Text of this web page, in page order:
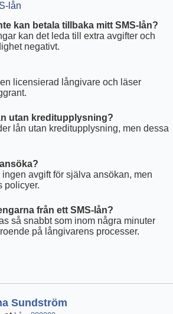
lån
kan betala tillbaka mitt SMS-lån?
kan det leda till extra avgifter och
negativt.
licensierad långivare och läser
utan kreditupplysning?
lån utan kreditupplysning, men dessa
avgift för själva ansökan, men
policyer.
från ett SMS-lån?
så snabbt som inom några minuter
på långivarens processer.
Sundström